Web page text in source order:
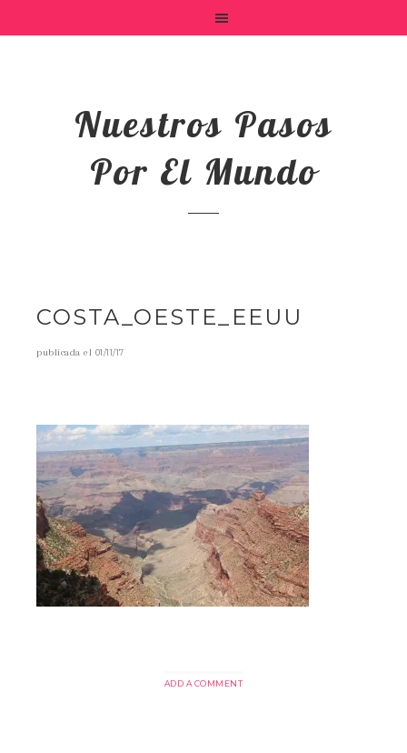
Nuestros Pasos
Por El Mundo
COSTA_OESTE_EEUU
publicada el 01/11/17
ADD A COMMENT